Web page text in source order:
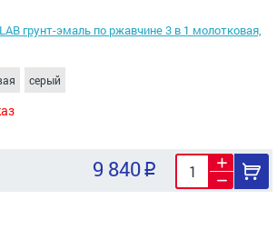
грунт-эмаль по ржавчине 3 в 1 молотковая,
серый
9 840